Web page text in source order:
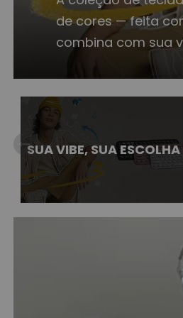
SUA VIBE, SUA ESCOLHA
arrow_right_alt